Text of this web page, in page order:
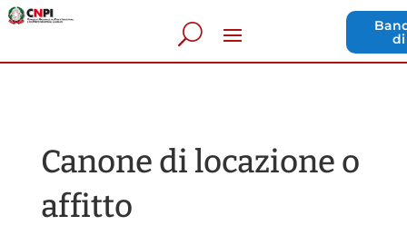
Canone di locazione o
affitto